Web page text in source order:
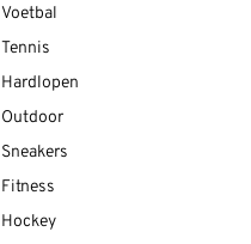
Voetbal
Tennis
Hardlopen
Outdoor
Sneakers
Fitness
Hockey